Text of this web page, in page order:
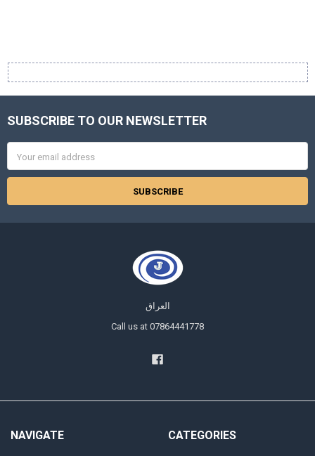
Footer
SUBSCRIBE TO OUR NEWSLETTER
Address
العراق
Call us at 07864441778
NAVIGATE CATEGORIES